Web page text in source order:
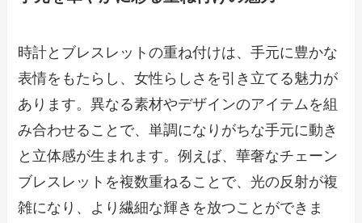
時計とブレスレットの重ね付けは、手元に豊かな
表情をもたらし、女性らしさを引き立てる魅力が
あります。異なる素材やデザインのアイテムを組
み合わせることで、単調になりがちな手元に動き
と立体感が生まれます。例えば、華奢なチェーン
ブレスレットを複数重ねることで、光の反射が複
雑になり、より繊細な輝きを放つことができま